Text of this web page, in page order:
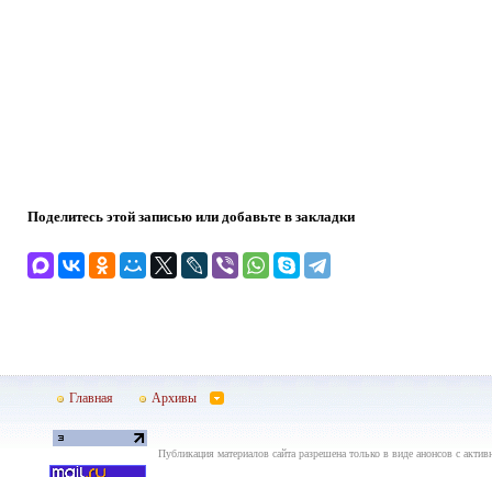
Поделитесь этой записью или добавьте в закладки
Главная Архивы
Публикация материалов сайта разрешена только в виде анонсов с